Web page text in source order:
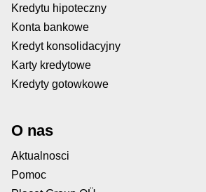
Kredytu hipoteczny
Konta bankowe
Kredyt konsolidacyjny
Karty kredytowe
Kredyty gotowkowe
O nas
Aktualnosci
Pomoc